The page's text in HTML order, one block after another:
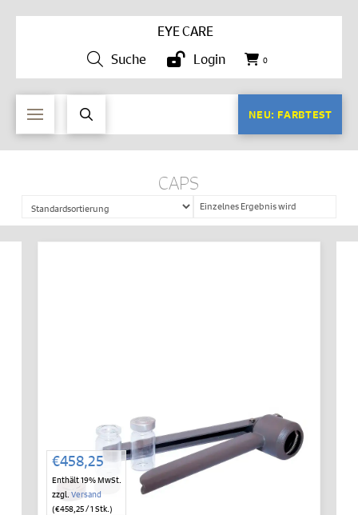
EYE CARE
Suche
Login 0
NEU: FARBTEST
CAPS
Einzelnes Ergebnis wird
angezeigt
€458,25
Enthält 19% MwSt.
zzgl. Versand
(€458,25/ 1 Stk.)